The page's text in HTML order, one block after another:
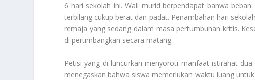
6 hari sekolah ini. Wali murid berpendapat bahwa
terbilang cukup berat dan padat. Penambahan hari
remaja yang sedang dalam masa pertumbuhan kritis.
di pertimbangkan secara matang.
Petisi yang di luncurkan menyoroti manfaat istirahat
menegaskan bahwa siswa memerlukan waktu luang